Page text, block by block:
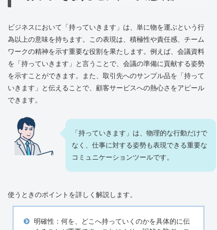
ビジネスにおいて「持っていきます」は、単に物を運ぶという行
為以上の意味を持ちます。この表現は、積極性や責任感、チーム
ワークの精神を示す重要な役割を果たします。例えば、会議資料
を「持っていきます」と言うことで、会議の準備に貢献する姿勢
を示すことができます。また、取引先へのサンプル品を「持って
いきます」と伝えることで、顧客サービスへの熱心さをアピール
できます。
「持っていきます」は、物理的な行動だけで
なく、仕事に対する姿勢も表現できる重要な
コミュニケーションツールです。
使うときのポイントを詳しく解説します。
明確性：何を、どこへ持っていくのかを具体的に伝